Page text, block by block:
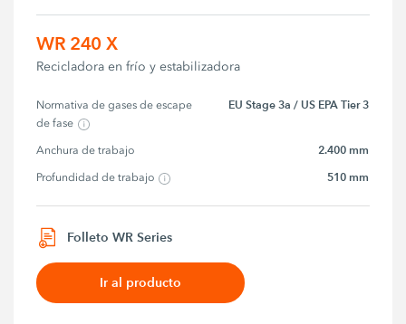
WR 240 X
Recicladora en frío y estabilizadora
Normativa de gases de escape
de fase
EU Stage 3a / US EPA Tier 3
Anchura de trabajo 2.400 mm
Profundidad de trabajo 510 mm
Folleto WR Series
Ir al producto